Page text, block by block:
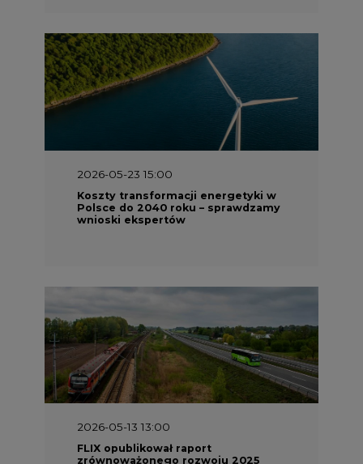
2026-05-13 13:00
FLIX opublikował raport
zrównoważonego rozwoju 2025
2026-05-11 10:30
Emitel prezentuje Raport ESG za
2025 rok